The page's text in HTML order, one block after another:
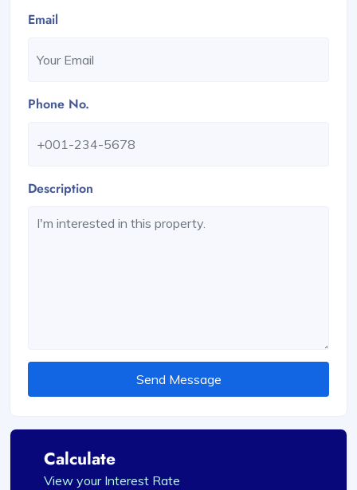
Email
Phone No.
Description
Send Message
Calculate
View your Interest Rate